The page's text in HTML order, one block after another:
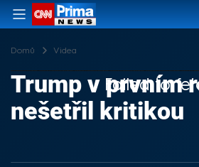
Domů Videa
Failed to
Trump v prvním
nešetřil kritikou